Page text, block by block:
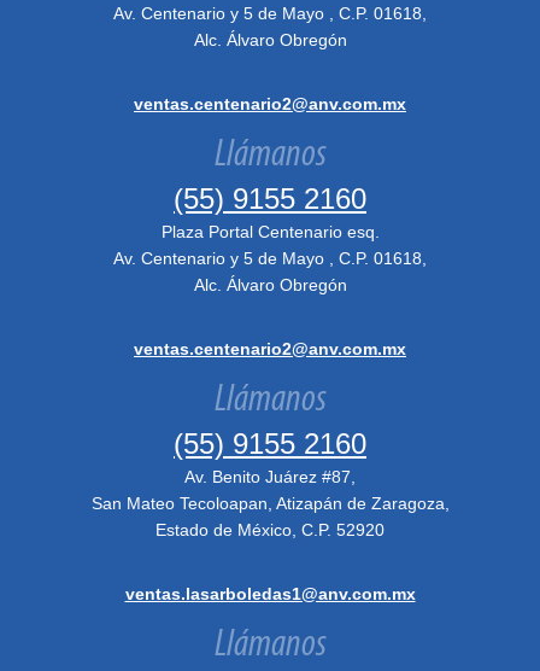
Av. Centenario y 5 de Mayo , C.P. 01618,
Alc. Álvaro Obregón
ventas.centenario2@anv.com.mx
Llámanos
(55) 9155 2160
Plaza Portal Centenario esq.
Av. Centenario y 5 de Mayo , C.P. 01618,
Alc. Álvaro Obregón
ventas.centenario2@anv.com.mx
Llámanos
(55) 9155 2160
Av. Benito Juárez #87,
San Mateo Tecoloapan, Atizapán de Zaragoza,
Estado de México, C.P. 52920
ventas.lasarboledas1@anv.com.mx
Llámanos